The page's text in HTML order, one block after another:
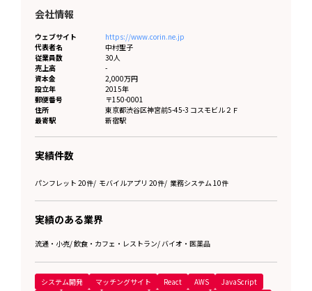
会社情報
ウェブサイト
https://www.corin.ne.jp
代表者名
中村聖子
従業員数
30人
売上高
-
資本金
2,000万円
設立年
2015年
郵便番号
〒150-0001
住所
東京都渋谷区神宮前5-45-3 コスモビル２Ｆ
最寄駅
新宿駅
実績件数
パンフレット 20件/ モバイルアプリ 20件/ 業務システム 10件
実績のある業界
流通・小売/飲食・カフェ・レストラン/バイオ・医薬品
システム開発 マッチングサイト React AWS
JavaScript